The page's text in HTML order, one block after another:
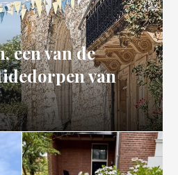
een van de
van